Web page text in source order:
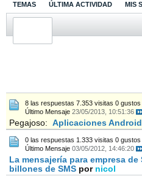
TEMAS ÚLTIMA ACTIVIDAD MIS
Pegajoso: Aplicaciones
8 las respuestas 7.353 visitas 0 gustos
Último Mensaje 23/05/2013, 10:51:36
La mensajería para empresa
billones de SMS por nicol
0 las respuestas 1.333 visitas 0 gustos
Último Mensaje 03/05/2012, 14:46:20